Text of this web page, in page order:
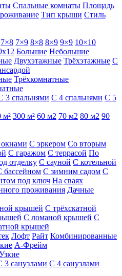
Спальные комнаты Площадь
Тип крыши Стиль
7×8 7×9 8×8 8×9 9×9 10×10
Большие Небольшие
Двухэтажные Трёхэтажные С
Трёхкомнатные
3 спальнями С 4 спальнями С 5
м² 300 м² 60 м2 70 м2 80 м2 90
С эркером Со вторым
С гаражом С террасой По
отделку С сауной С котельной
бассейном С зимним садом С
под ключ На сваях
проживания Дачные
крышей С трёхскатной
С ломаной крышей С
крышей
Лофт Райт Комбинированные
А-Фрейм
3 санузлами С 4 санузлами